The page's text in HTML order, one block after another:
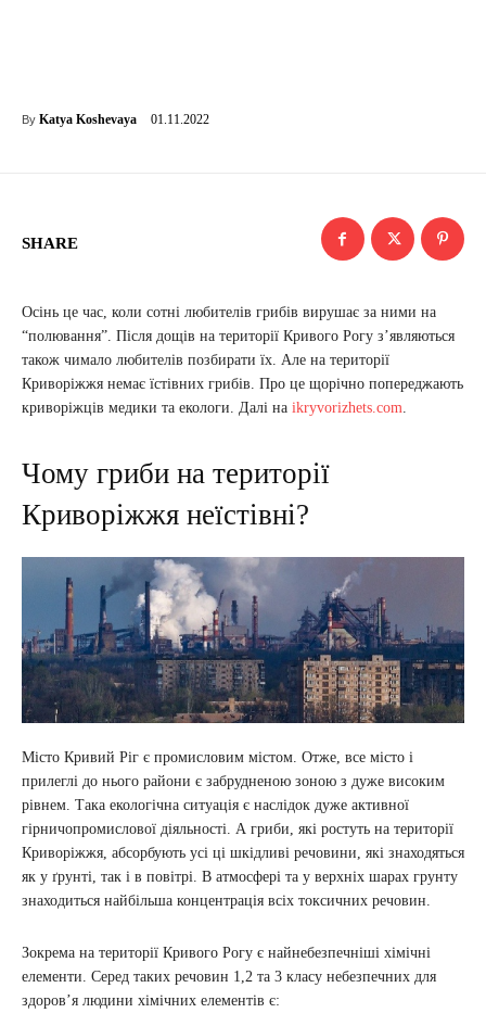
By Katya Koshevaya 01.11.2022
SHARE
Осінь це час, коли сотні любителів грибів вирушає за ними на
“полювання”. Після дощів на території Кривого Рогу з’являються
також чимало любителів позбирати їх. Але на території
Криворіжжя немає їстівних грибів. Про це щорічно попереджають
криворіжців медики та екологи. Далі на ikryvorizhets.com.
Чому гриби на території
Криворіжжя неїстівні?
Місто Кривий Ріг є промисловим містом. Отже, все місто і
прилеглі до нього райони є забрудненою зоною з дуже високим
рівнем. Така екологічна ситуація є наслідок дуже активної
гірничопромислової діяльності. А гриби, які ростуть на території
Криворіжжя, абсорбують усі ці шкідливі речовини, які знаходяться
як у ґрунті, так і в повітрі. В атмосфері та у верхніх шарах грунту
знаходиться найбільша концентрація всіх токсичних речовин.
Зокрема на території Кривого Рогу є найнебезпечніші хімічні
елементи. Серед таких речовин 1,2 та 3 класу небезпечних для
здоров’я людини хімічних елементів є: